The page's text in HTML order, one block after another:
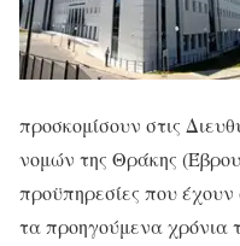
προσκομίσουν στις
νομών της Θράκης
προϋπηρεσίες που
τα προηγούμενα χρόνια